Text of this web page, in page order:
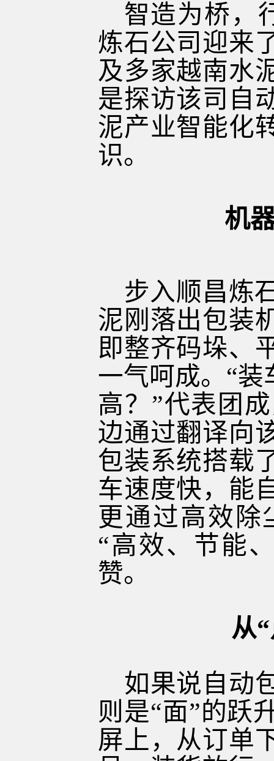
智造为桥，
炼石公司迎来
及多家越南水
是探访该司自
泥产业智能化
识。
机
步入顺昌炼
泥刚落出包装
即整齐码垛、
一气呵成。“装
高？”代表团
边通过翻译向
包装系统搭载
车速度快，能
更通过高效除
“高效、节能
赞。
从
如果说自动
则是“面”的跃
屏上，从订单